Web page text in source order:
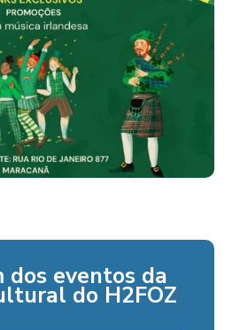
dos eventos da
do H2FOZ